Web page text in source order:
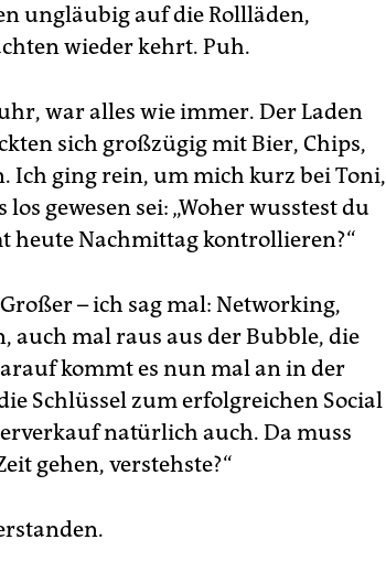
ungläubig auf die Rollläden,
wieder kehrt. Puh.
war alles wie immer. Der Laden
sich großzügig mit Bier, Chips,
Ich ging rein, um mich kurz bei Toni,
gewesen sei: „Woher wusstest du
heute Nachmittag kontrollieren?“
– ich sag mal: Networking,
auch mal raus aus der Bubble, die
kommt es nun mal an in der
Schlüssel zum erfolgreichen Social
natürlich auch. Da muss
gehen, verstehste?“